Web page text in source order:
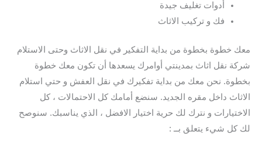
أدوات تغليف جيدة
فك و تركيب الاثاث
معك خطوة بخطوة من بداية التفكير في نقل الاثاث وحتى الاستلام
شركة نقل اثاث بمدينتي أوامرك يسعدها أن تكون معك خطوة
بخطوة. نحن معك من بداية تفكيرك في نقل العفش و حتي استلام
الاثاث داخل مقره الجديد. سنضع أمامك كل الاحتمالات ، كل
الاختيارات و نترك لك حرية اختيار الافضل ، الذي يناسبك. سنوصح
لك كل شيء يتعلق بــ :